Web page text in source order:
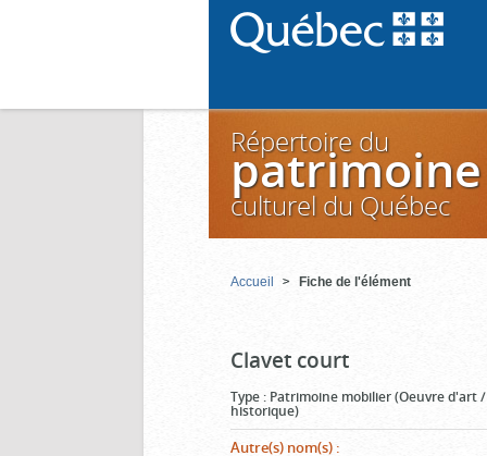
Répertoire du
patrimoine
culturel du Québec
Accueil Fiche de l'élément
Clavet court
Type : Patrimoine mobilier (Oeuvre d'art
historique)
Autre(s) nom(s) :